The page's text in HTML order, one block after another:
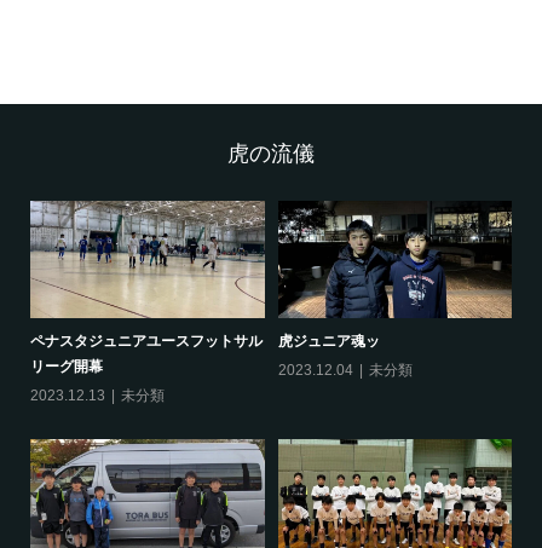
虎の流儀
ペナスタジュニアユースフットサル
リーグ開幕
2023.12.13
未分類
虎ジュニア魂ッ
2023.12.04
未分類